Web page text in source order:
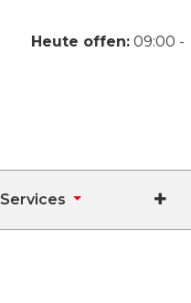
Heute offen: 09:00 -
Services